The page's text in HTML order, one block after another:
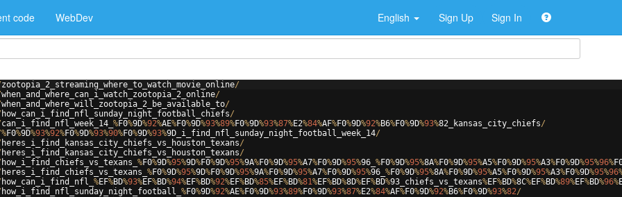
code WebDev English Sign Up Sign In
zootopia_2_streaming_where_to_watch_movie_online/
when_and_where_can_i_watch_zootopia_2_online/
when_and_where_will_zootopia_2_be_available_to/
how_can_i_find_nfl_sunday_night_football_chiefs/
can_i_find_nfl_week_14_ %F0%9D%92%AE%F0%9D%93%89%F0%9D%93%87%E2%84%AF%F0%9D%92%B6%F0%9D%93%82 _kansas_city_chiefs/
F0%9D%93%92%F0%9D%93%90%F0%9D%93%9D_i_find_nfl_sunday_night_football_week_14/
heres_i_find_kansas_city_chiefs_vs_houston_texans/
heres_i_find_kansas_city_chiefs_vs_houston_texans/
how_i_find_chiefs_vs_texans_ %F0%9D%95%9D%F0%9D%95%9A%F0%9D%95%A7%F0%9D%95%96 %F0%9D%95%8A%F0%9D%95%A5%F0%9D%95%A3%F0%9D%95%96%
heres_i_find_chiefs_vs_texans_ %F0%9D%95%9D%F0%9D%95%9A%F0%9D%95%A7%F0%9D%95%96 %F0%9D%95%8A%F0%9D%95%A5%F0%9D%95%A3%F0%9D%95%96
how_can_i_find_nfl_ %EF%BD%93%EF%BD%94%EF%BD%92%EF%BD%85%EF%BD%81%EF%BD%8D%EF%BD%93 _chiefs_vs_texans%EF%BD%8C%EF%BD%89%EF%BD%96%
how_i_find_nfl_sunday_night_football_ %F0%9D%92%AE%F0%9D%93%89%F0%9D%93%87%E2%84%AF%F0%9D%92%B6%F0%9D%93%82/